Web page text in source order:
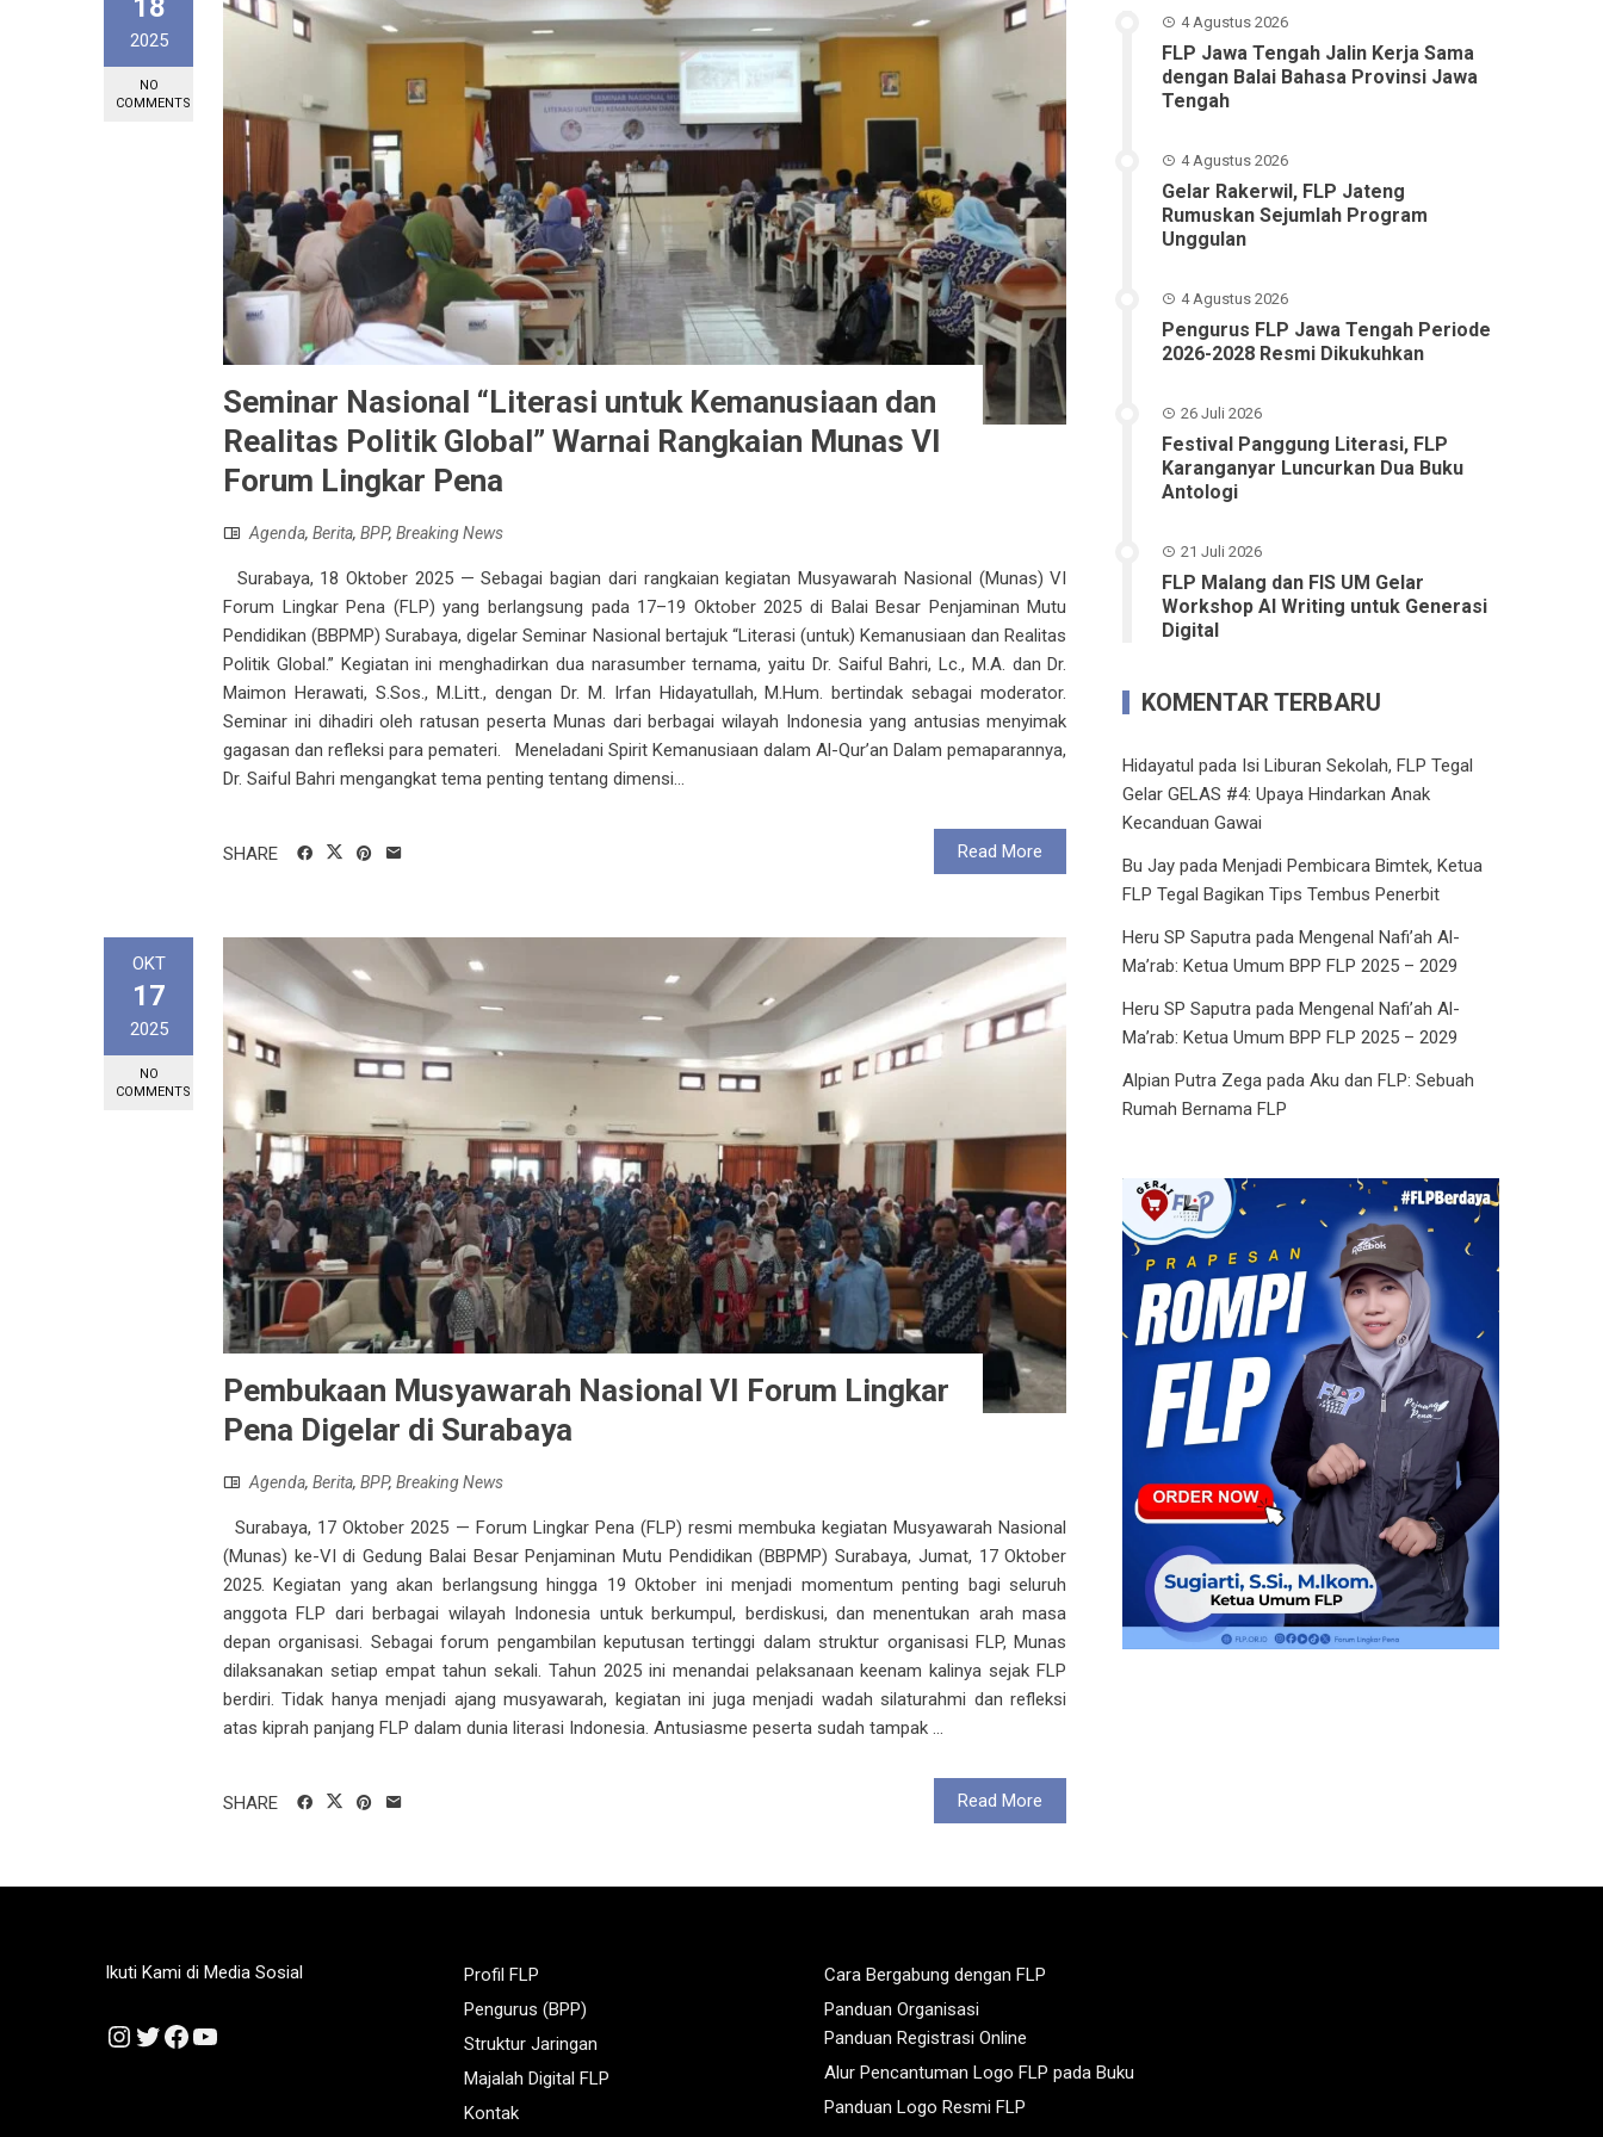
18
2025
NO
COMMENTS
Seminar Nasional “Literasi untuk Kemanusiaan dan
Realitas Politik Global” Warnai Rangkaian Munas VI
Forum Lingkar Pena
Agenda, Berita, BPP, Breaking News
Surabaya, 18 Oktober 2025 — Sebagai bagian dari rangkaian kegiatan Musyawarah Nasional (Munas) VI
Forum Lingkar Pena (FLP) yang berlangsung pada 17–19 Oktober 2025 di Balai Besar Penjaminan Mutu
Pendidikan (BBPMP) Surabaya, digelar Seminar Nasional bertajuk “Literasi (untuk) Kemanusiaan dan Realitas
Politik Global.” Kegiatan ini menghadirkan dua narasumber ternama, yaitu Dr. Saiful Bahri, Lc., M.A. dan Dr.
Maimon Herawati, S.Sos., M.Litt., dengan Dr. M. Irfan Hidayatullah, M.Hum. bertindak sebagai moderator.
Seminar ini dihadiri oleh ratusan peserta Munas dari berbagai wilayah Indonesia yang antusias menyimak
gagasan dan refleksi para pemateri. Meneladani Spirit Kemanusiaan dalam Al-Qur’an Dalam pemaparannya,
Dr. Saiful Bahri mengangkat tema penting tentang dimensi...
Read More
SHARE
OKT
17
2025
NO
COMMENTS
Pembukaan Musyawarah Nasional VI Forum Lingkar
Pena Digelar di Surabaya
Agenda, Berita, BPP, Breaking News
Surabaya, 17 Oktober 2025 — Forum Lingkar Pena (FLP) resmi membuka kegiatan Musyawarah Nasional
(Munas) ke-VI di Gedung Balai Besar Penjaminan Mutu Pendidikan (BBPMP) Surabaya, Jumat, 17 Oktober
2025. Kegiatan yang akan berlangsung hingga 19 Oktober ini menjadi momentum penting bagi seluruh
anggota FLP dari berbagai wilayah Indonesia untuk berkumpul, berdiskusi, dan menentukan arah masa
depan organisasi. Sebagai forum pengambilan keputusan tertinggi dalam struktur organisasi FLP, Munas
dilaksanakan setiap empat tahun sekali. Tahun 2025 ini menandai pelaksanaan keenam kalinya sejak FLP
berdiri. Tidak hanya menjadi ajang musyawarah, kegiatan ini juga menjadi wadah silaturahmi dan refleksi
atas kiprah panjang FLP dalam dunia literasi Indonesia. Antusiasme peserta sudah tampak ...
Read More
SHARE
4 Agustus 2026
FLP Jawa Tengah Jalin Kerja Sama
dengan Balai Bahasa Provinsi Jawa
Tengah
4 Agustus 2026
Gelar Rakerwil, FLP Jateng
Rumuskan Sejumlah Program
Unggulan
4 Agustus 2026
Pengurus FLP Jawa Tengah Periode
2026-2028 Resmi Dikukuhkan
26 Juli 2026
Festival Panggung Literasi, FLP
Karanganyar Luncurkan Dua Buku
Antologi
21 Juli 2026
FLP Malang dan FIS UM Gelar
Workshop AI Writing untuk Generasi
Digital
KOMENTAR TERBARU
Hidayatul pada Isi Liburan Sekolah, FLP Tegal
Gelar GELAS #4: Upaya Hindarkan Anak
Kecanduan Gawai
Bu Jay padaMenjadi Pembicara Bimtek, Ketua
FLP Tegal Bagikan Tips Tembus Penerbit
Heru SP Saputra padaMengenal Nafi’ah Al-
Ma’rab: Ketua Umum BPP FLP 2025 – 2029
Heru SP Saputra padaMengenal Nafi’ah Al-
Ma’rab: Ketua Umum BPP FLP 2025 – 2029
Alpian Putra Zega padaAku dan FLP: Sebuah
Rumah Bernama FLP
Ikuti Kami di Media Sosial
Instagram
Twitter
Facebook
YouTube
Profil FLP
Pengurus (BPP)
Struktur Jaringan
Majalah Digital FLP
Kontak
Cara Bergabung dengan FLP
Panduan Organisasi
Panduan Registrasi Online
Alur Pencantuman Logo FLP pada Buku
Panduan Logo Resmi FLP